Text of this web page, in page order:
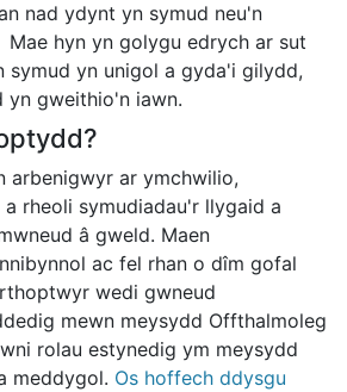
nad ydynt yn symud neu'n
hyn yn golygu edrych ar sut
symud yn unigol a gyda'i gilydd,
yn gweithio'n iawn.
arbenigwyr ar ymchwilio,
rheoli symudiadau'r llygaid a
â gweld. Maen
ac fel rhan o dîm gofal
wedi gwneud
mewn meysydd Offthalmoleg
rolau estynedig ym meysydd
meddygol. Os hoffech ddysgu